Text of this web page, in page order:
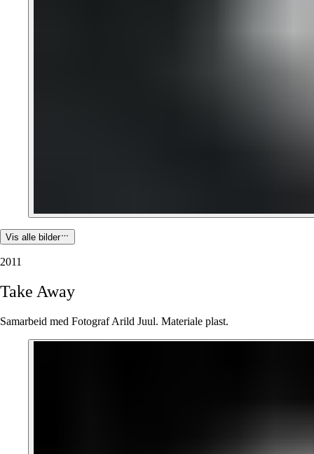
Vis alle bilder
2011
Take Away
Samarbeid med Fotograf Arild Juul. Materiale plast.